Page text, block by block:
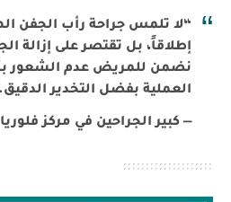
“لا تلمس جراحة رأب الجفن
إطلاقاً، بل تقتصر على إزالة
نضمن للمريض عدم الشعور
العملية بفضل التخدير
— كبير الجراحين في مركز فلوريا